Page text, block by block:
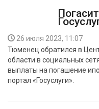
26 июля 2023, 11:07
Тюменец обратился в
области в социальных
выплаты на погашение
портал «Госуслуги».